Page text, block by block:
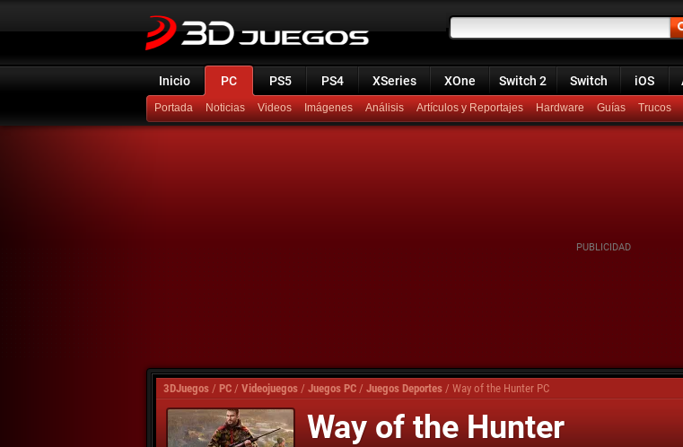
Inicio PC PS5 PS4 XSeries XOne Switch 2 Switch iOS
Portada Noticias Videos Imágenes Análisis Artículos y Reportajes Hardware Guías Trucos
3DJuegos / PC / Videojuegos / Juegos PC / Juegos Deportes / Way of the Hunter PC
Way of the Hunter